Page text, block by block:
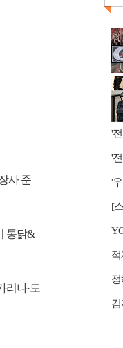
사 준
통닭&
리나·도